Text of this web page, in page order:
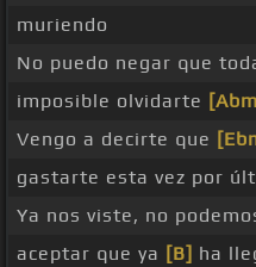
muriendo
No puedo negar que
imposible olvidarte
Vengo a decirte que
gastarte esta vez por
Ya nos viste, no
aceptar que ya [B] ha